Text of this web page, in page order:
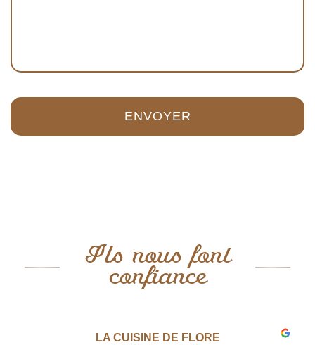
Ils nous font
confiance
LA CUISINE DE FLORE